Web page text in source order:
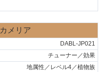
メリア
DABL-JP021
チューナー／効果
地属性／レベル4／植物族